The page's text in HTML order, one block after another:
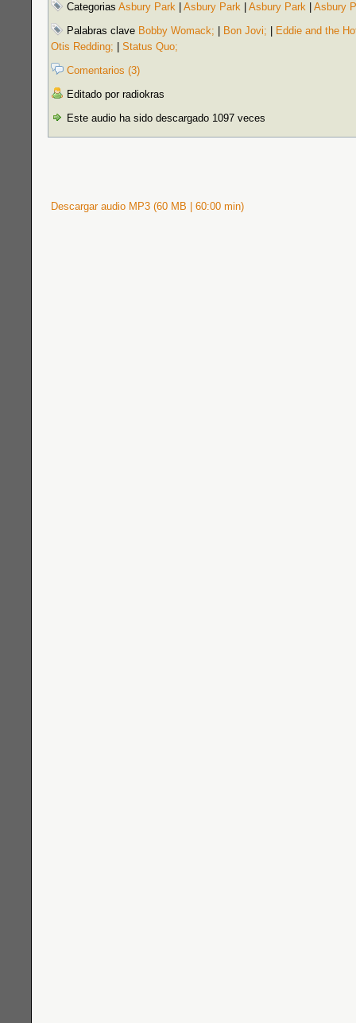
Categorias Asbury Park Asbury Park Asbury Park
Asbury
Palabras clave Bobby Womack; Bon Jovi;
Eddie and the
Otis Redding;
Status Quo;
Comentarios (3)
Editado por radiokras
Este audio ha sido descargado 1097 veces
Descargar audio MP3 (60 MB | 60:00 min)